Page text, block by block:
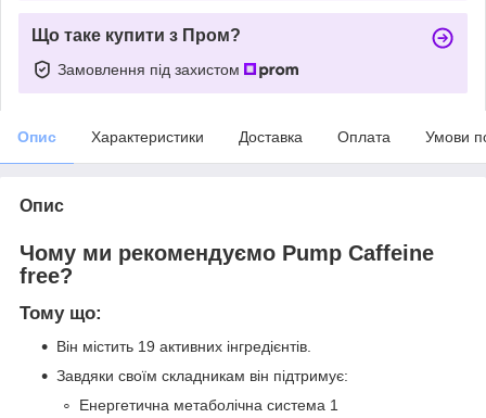
Що таке купити з Пром?
Замовлення під захистом
Опис Характеристики Доставка Оплата Умови
Опис
Чому ми рекомендуємо Pump Caffeine
free?
Тому що:
Він містить 19 активних інгредієнтів.
Завдяки своїм складникам він підтримує:
Енергетична метаболічна система 1